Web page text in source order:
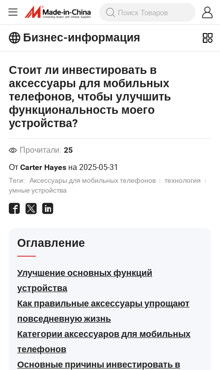
Бизнес-информация
популярными статьями на Бизнес-
Просмотреть Больше
Стоит ли инвестировать в
аксессуары для мобильных
телефонов, чтобы улучшить
функциональность моего
устройства?
Прочитали: 25
ОтCarter Hayes на2025-05-31
Теги: Аксессуары для мобильных телефонов
технология
умные устройства
Оглавление
Улучшение основных функций
устройства
Как правильные аксессуары упрощают
повседневную жизнь
Категории аксессуаров для мобильных
телефонов
Основные причины инвестировать в